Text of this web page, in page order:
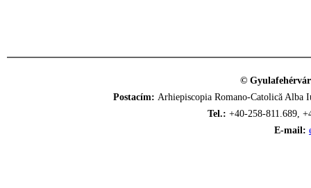
©
Postacím: Arhiepiscopia Romano-Catolică
Tel.: +40-258-811.689,
E-mail: